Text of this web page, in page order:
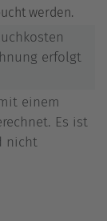
werden.
erfolgt
einem
Es ist
nicht